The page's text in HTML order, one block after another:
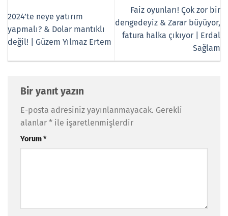
2024’te neye yatırım
yapmalı? & Dolar mantıklı
değil! | Güzem Yılmaz Ertem
Faiz oyunları! Çok zor bir
dengedeyiz & Zarar büyüyor,
fatura halka çıkıyor | Erdal
Sağlam
Bir yanıt yazın
E-posta adresiniz yayınlanmayacak. Gerekli
alanlar * ile işaretlenmişlerdir
Yorum*